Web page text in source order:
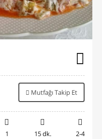
Mutfağı Takip Et
1 15 dk. 2-4